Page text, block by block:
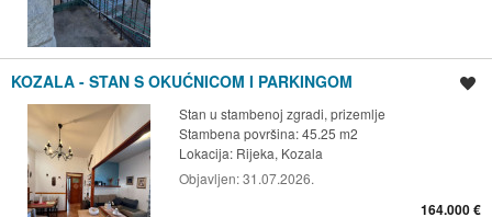
KOZALA - STAN S OKUĆNICOM I PARKINGOM
Stan u stambenoj zgradi, prizemlje
Stambena površina: 45.25 m2
Lokacija: Rijeka, Kozala
Objavljen:31.07.2026.
164.000 €